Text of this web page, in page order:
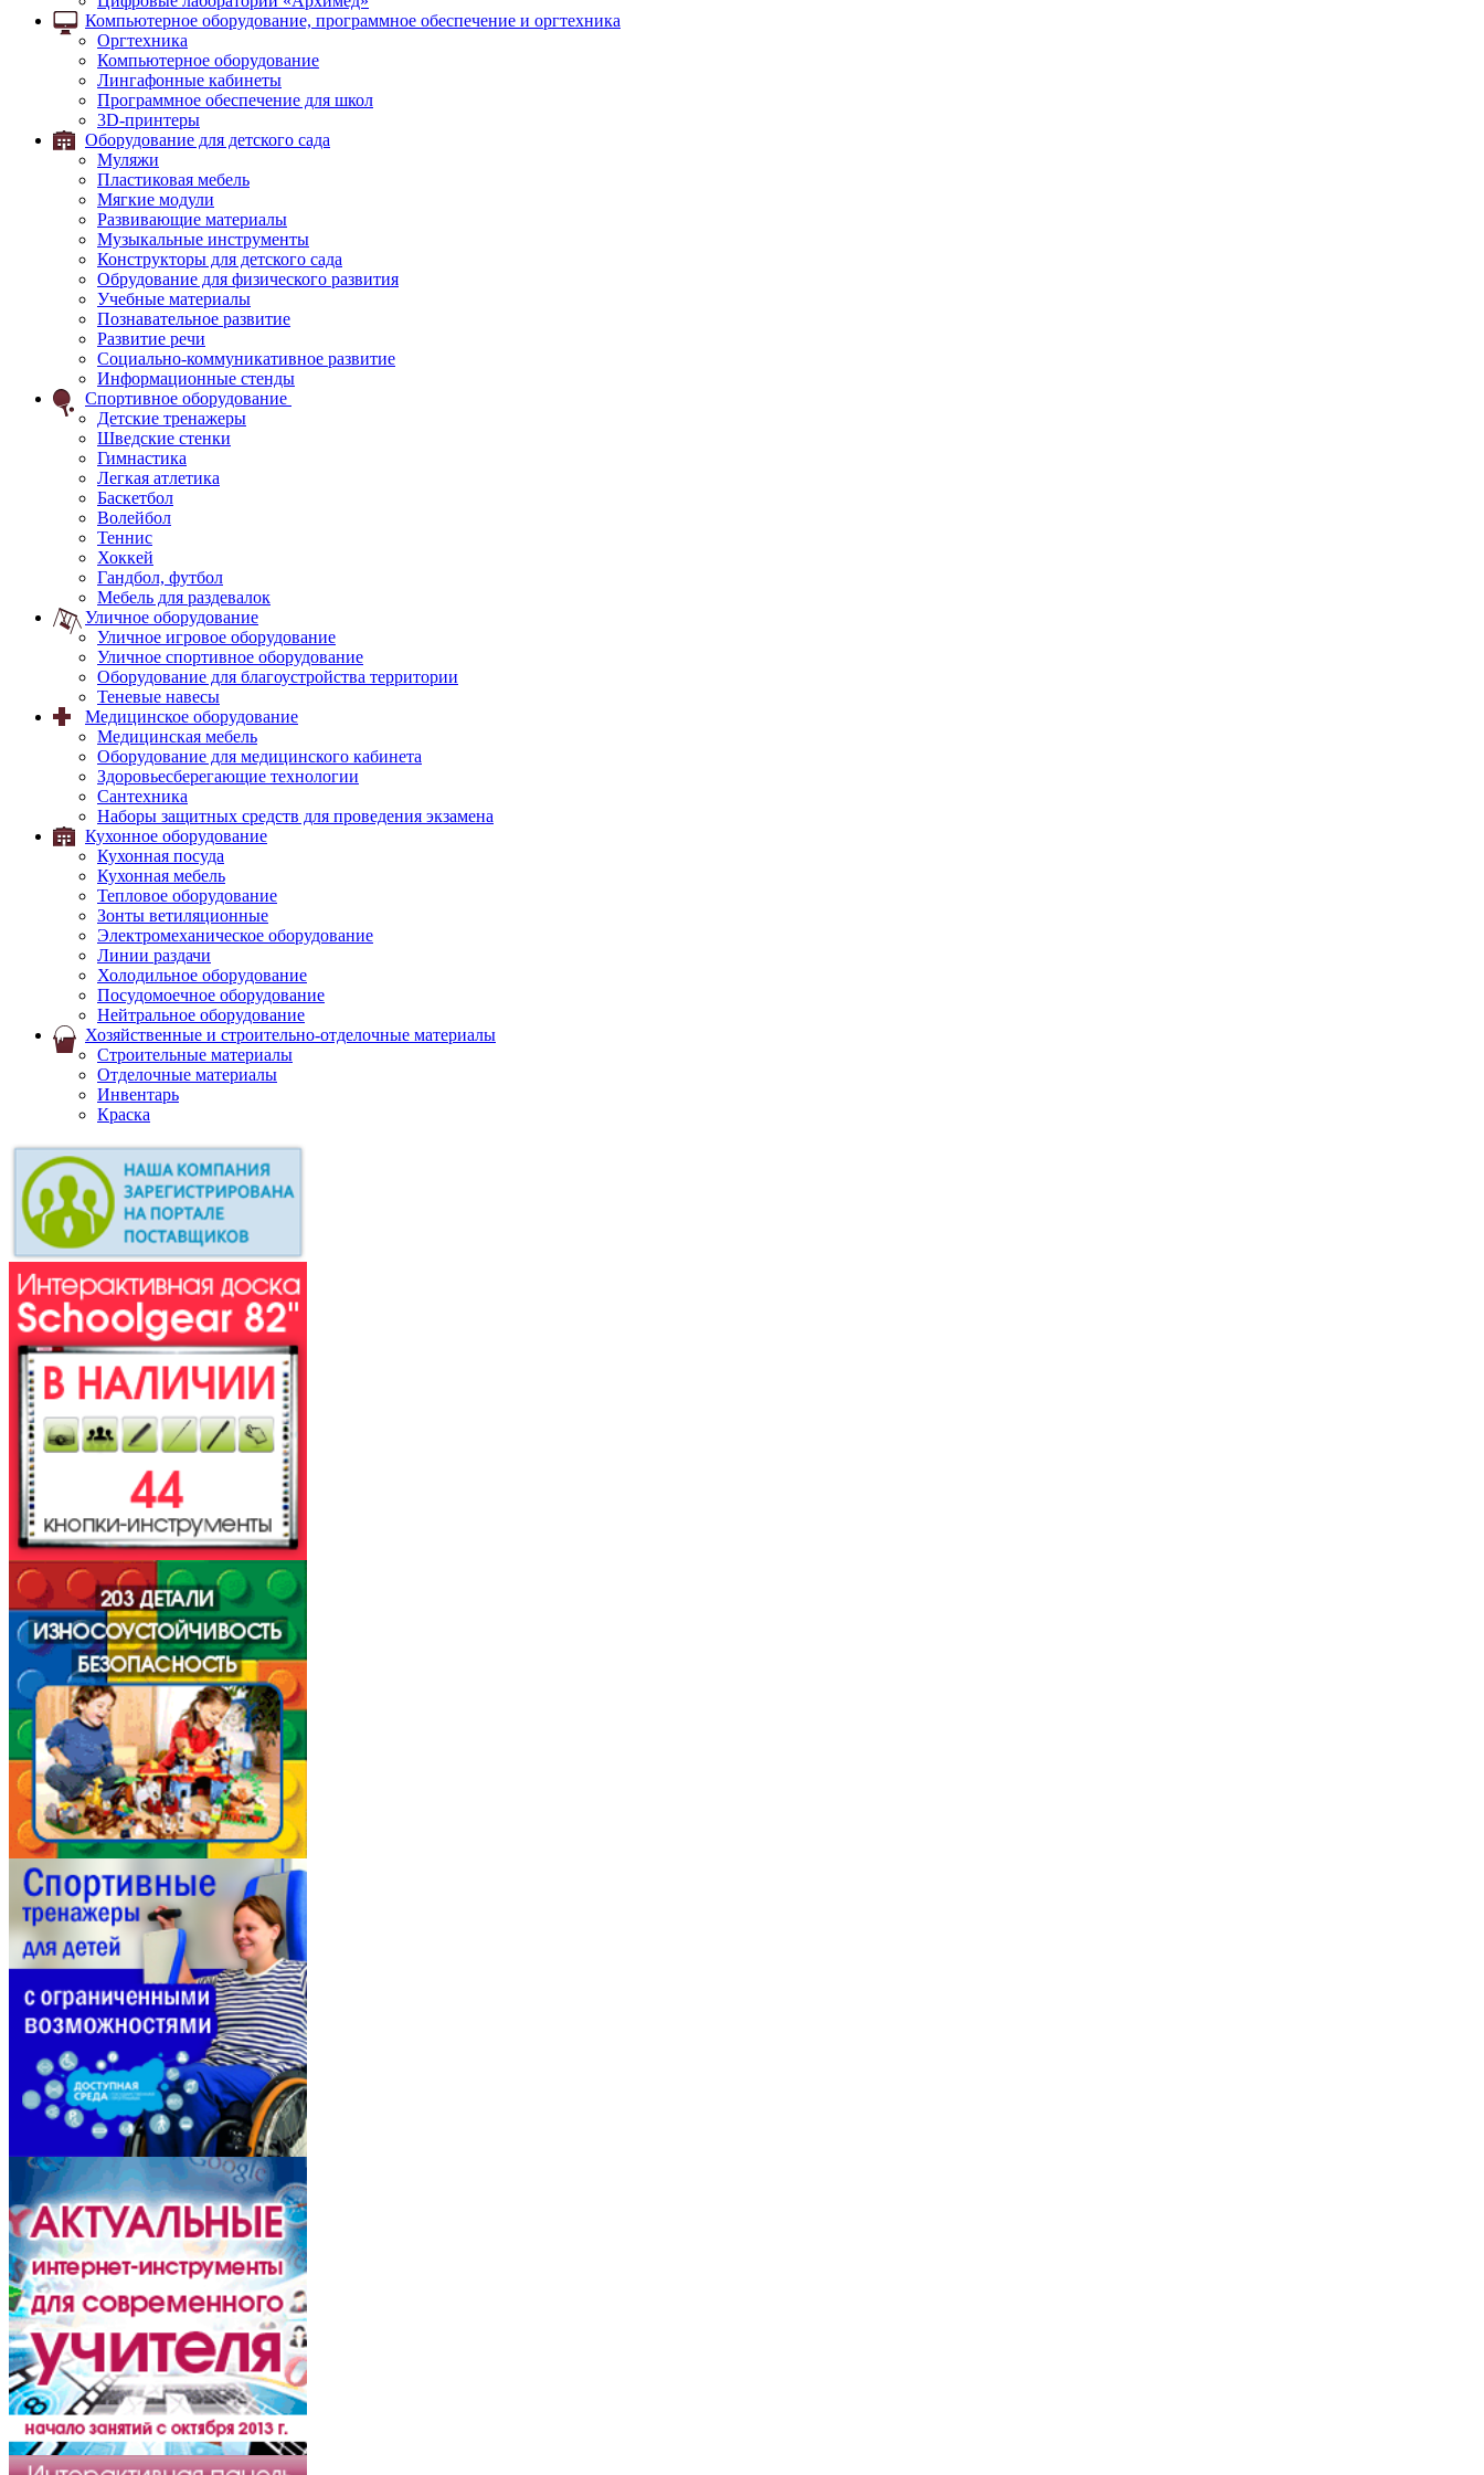
Компьютерное оборудование, программное обеспечение и оргтехника
Оргтехника
Компьютерное оборудование
Лингафонные кабинеты
Программное обеспечение для школ
3D-принтеры
Оборудование для детского сада
Муляжи
Пластиковая мебель
Мягкие модули
Развивающие материалы
Музыкальные инструменты
Конструкторы для детского сада
Обрудование для физического развития
Учебные материалы
Познавательное развитие
Развитие речи
Социально-коммуникативное развитие
Информационные стенды
Спортивное оборудование
Детские тренажеры
Шведские стенки
Гимнастика
Легкая атлетика
Баскетбол
Волейбол
Теннис
Хоккей
Гандбол, футбол
Мебель для раздевалок
Уличное оборудование
Уличное игровое оборудование
Уличное спортивное оборудование
Оборудование для благоустройства территории
Теневые навесы
Медицинское оборудование
Медицинская мебель
Оборудование для медицинского кабинета
Здоровьесберегающие технологии
Сантехника
Наборы защитных средств для проведения экзамена
Кухонное оборудование
Кухонная посуда
Кухонная мебель
Тепловое оборудование
Зонты ветиляционные
Электромеханическое оборудование
Линии раздачи
Холодильное оборудование
Посудомоечное оборудование
Нейтральное оборудование
Хозяйственные и строительно-отделочные материалы
Строительные материалы
Отделочные материалы
Инвентарь
Краска